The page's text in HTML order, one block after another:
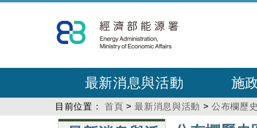
到
主
內
最新消息與活動 施
目前位置： 首頁 >最新消息與活動 >公布欄歷
:::